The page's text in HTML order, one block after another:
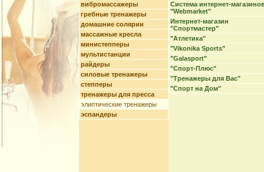
вибромассажеры
гребные тренажеры
домашние солярии
массажные кресла
министепперы
мультистанции
райдеры
силовые тренажеры
степперы
тренажеры для пресса
элиптические тренажеры
эспандеры
Система интернет-
"Webmarket"
Интернет-магазин
"Спортмастер"
"Атлетика"
"Vikonika Sports"
"Galasport"
"Спорт-Плюс"
"Тренажеры для Вас"
"Спорт на Дом"